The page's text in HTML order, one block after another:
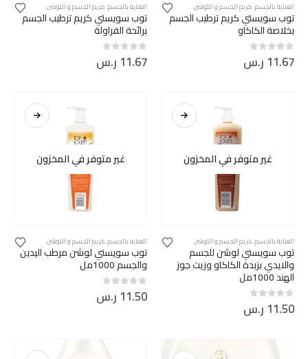
العناية بالجسم,كريم الجسم و اللوشن
توب سويستي كريم ترطيب الجسم
بخلاصة الكاكاو
0
out of 5
11.67ر.س
العناية بالجسم,كريم الجسم و اللوشن
توب سويستي كريم ترطيب الجسم
برائحة الفراولة
0
out of 5
11.67ر.س
غير متوفر في المخزون
العناية بالجسم,كريم الجسم و اللوشن
توب سويستي لوشن للجسم
والايدي بزبدة الكاكاو وزيت جوز
الهند 1000مل
0
out of 5
11.50ر.س
غير متوفر في المخزون
العناية بالجسم,كريم الجسم و اللوشن
توب سويستي لوشن مرطب اليدين
والجسم 1000مل
0
out of 5
11.50ر.س